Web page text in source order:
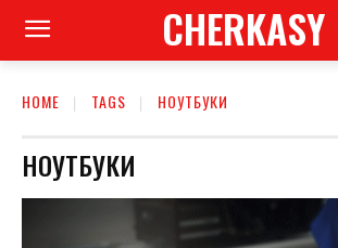
CHERKASY
HOME TAGS НОУТБУКИ
НОУТБУКИ